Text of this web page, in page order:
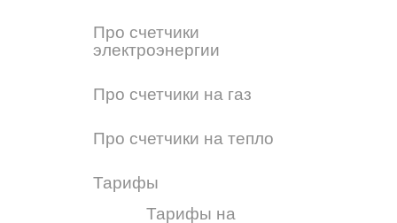
Про счетчики
электроэнергии
Про счетчики на газ
Про счетчики на тепло
Тарифы
Тарифы на